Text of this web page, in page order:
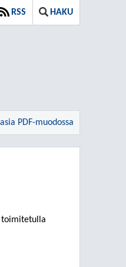
RSS HAKU
PDF-muodossa